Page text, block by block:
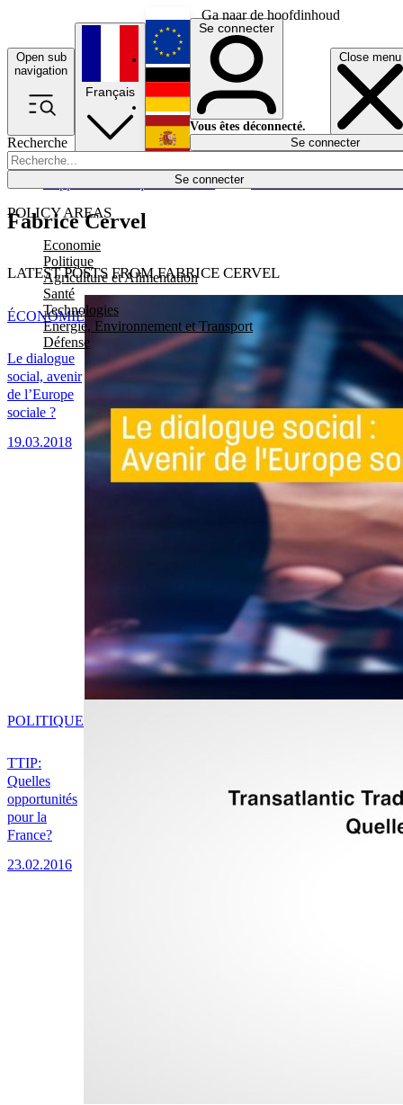
Ga naar de hoofdinhoud
Open sub
navigation
Close menu
Recherche
Se connecter
POLICY AREAS
Economie
Politique
Agriculture et Alimentation
Santé
Technologies
Energie, Environnement et Transport
Défense
Économie
Français
English
Deutsch
Español
Se connecter
Vous êtes déconnecté.
Se connecter
Fabrice Cervel
LATEST POSTS FROM FABRICE CERVEL
Le dialogue
social, avenir
de l’Europe
sociale ?
19.03.2018
ÉCONOMIE
TTIP:
Quelles
opportunités
pour la
France?
23.02.2016
POLITIQUE